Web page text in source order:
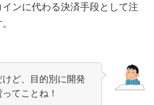
ンに代わる決済手段として注
けど、目的別に開発
てことね！